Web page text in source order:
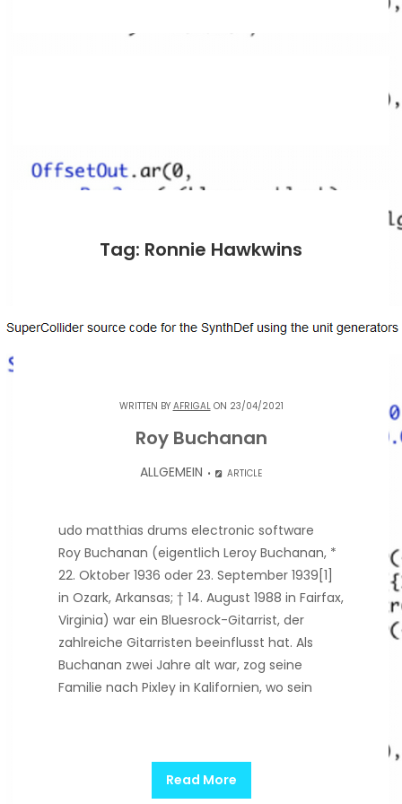
Tag: Ronnie Hawkwins
WRITTEN BY AFRIGALON 23/04/2021
Roy Buchanan
ALLGEMEIN ARTICLE
udo matthias drums electronic software
Roy Buchanan (eigentlich Leroy Buchanan, *
22. Oktober 1936 oder 23. September 1939[1]
in Ozark, Arkansas; † 14. August 1988 in Fairfax,
Virginia) war ein Bluesrock-Gitarrist, der
zahlreiche Gitarristen beeinflusst hat. Als
Buchanan zwei Jahre alt war, zog seine
Familie nach Pixley in Kalifornien, wo sein
Read More